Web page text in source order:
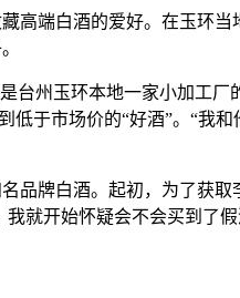
高端白酒的爱好。在玉环
台州玉环本地一家小加工
于市场价的“好酒”。“我
品牌白酒。起初，为了获
就开始怀疑会不会买到了